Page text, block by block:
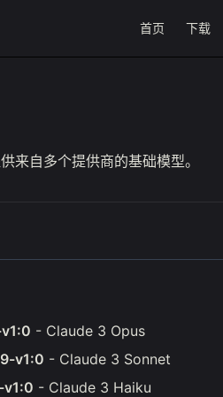
首页 下载
来自多个提供商的基础模型。
- Claude 3 Opus
v1:0 - Claude 3 Sonnet
- Claude 3 Haiku